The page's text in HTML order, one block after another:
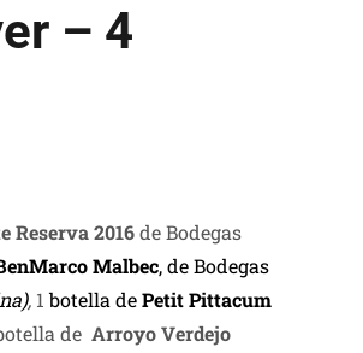
– 4
Reserva 2016de Bodegas
Malbec, de Bodegas
, 1botella dePetit Pittacum
de Arroyo Verdejo